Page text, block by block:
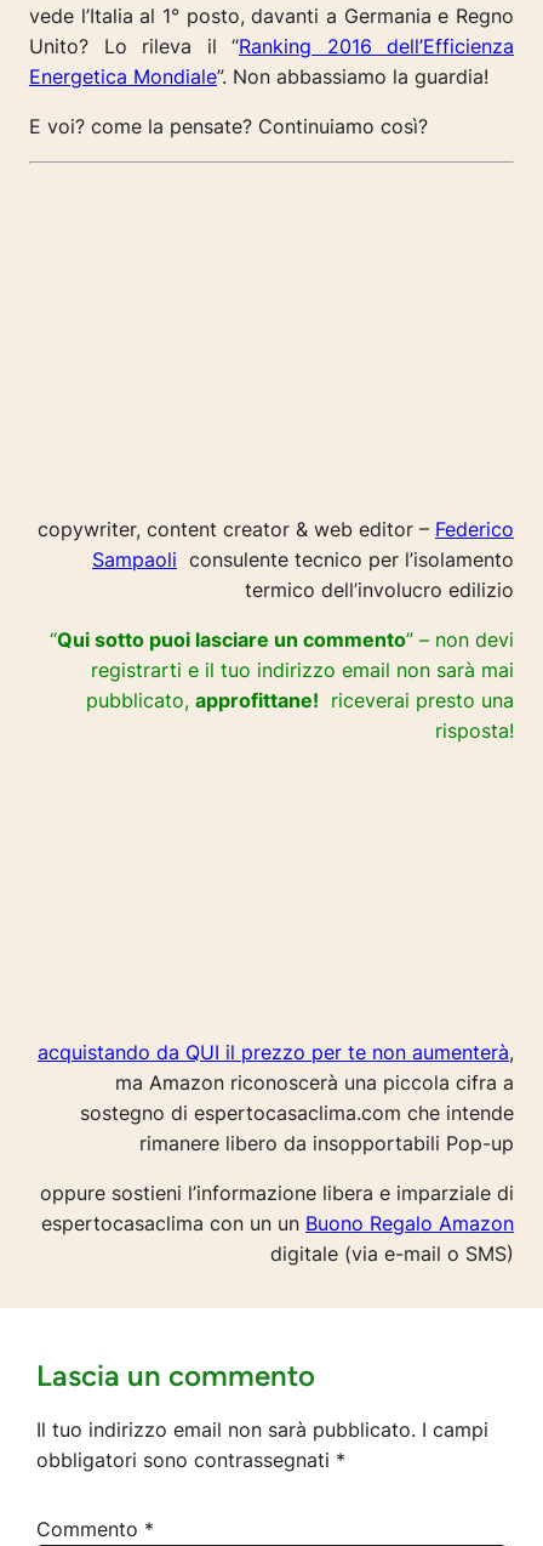
vede l’Italia al 1° posto, davanti a Germania e Regno
Unito? Lo rileva il “Ranking 2016 dell’Efficienza
Energetica Mondiale”. Non abbassiamo la guardia!
E voi? come la pensate? Continuiamo così?
copywriter, content creator & web editor – Federico
Sampaoli consulente tecnico per l’isolamento
termico dell’involucro edilizio
“Qui sotto puoi lasciare un commento” – non devi
registrarti e il tuo indirizzo email non sarà mai
pubblicato, approfittane! riceverai presto una
risposta!
acquistando da QUI il prezzo per te non aumenterà,
ma Amazon riconoscerà una piccola cifra a
sostegno di espertocasaclima.com che intende
rimanere libero da insopportabili Pop-up
oppure sostieni l’informazione libera e imparziale di
espertocasaclima con un un Buono Regalo Amazon
digitale (via e-mail o SMS)
Lascia un commento
Il tuo indirizzo email non sarà pubblicato. I campi
obbligatori sono contrassegnati *
Commento *